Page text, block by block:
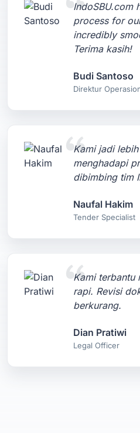
IndoSBU.com
process for
incredibly
Terima kasih!
Budi Santoso
Direktur
Kami jadi
menghadapi
dibimbing tim
Naufal Hakim
Tender Specialist
Kami terbantu
rapi. Revisi
berkurang.
Dian Pratiwi
Legal Officer